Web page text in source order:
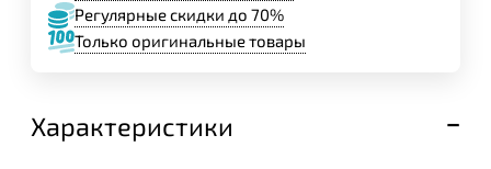
Регулярные скидки до 70%
Только оригинальные товары
Характеристики